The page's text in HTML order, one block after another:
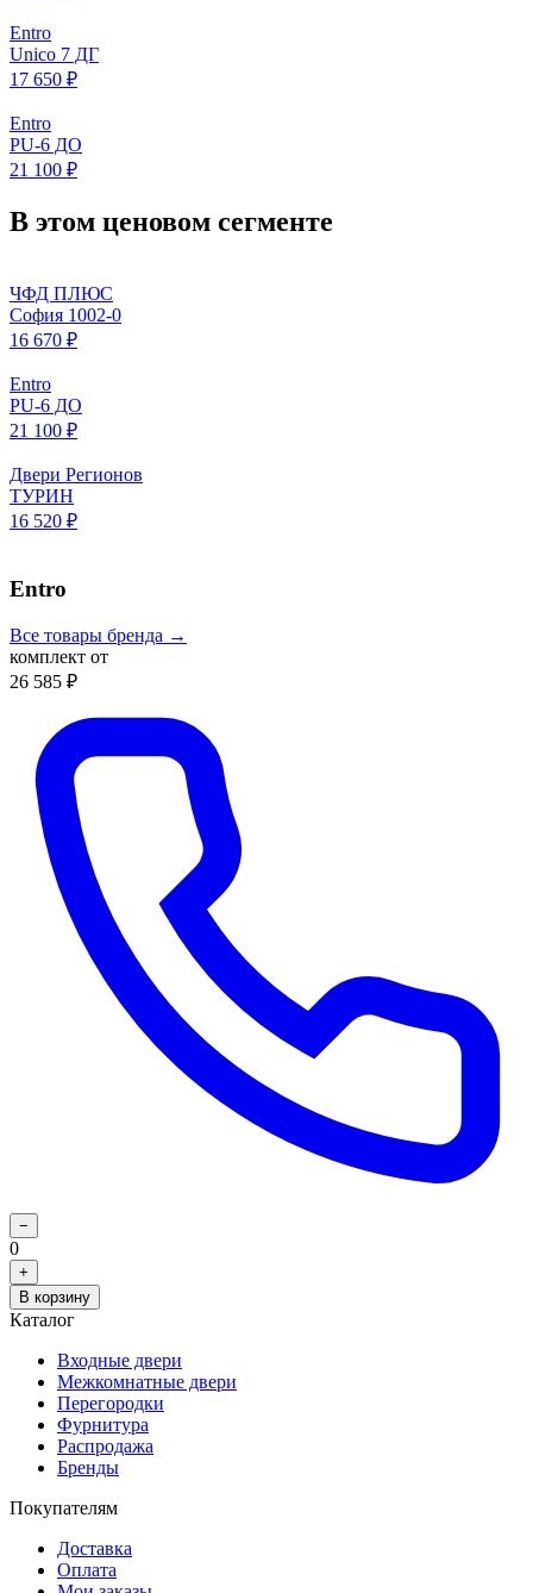
Entro
Unico 7 ДГ
17 650 ₽
Entro
PU-6 ДО
21 100 ₽
В этом ценовом сегменте
ЧФД ПЛЮС
София 1002-0
16 670 ₽
Entro
PU-6 ДО
21 100 ₽
Двери Регионов
ТУРИН
16 520 ₽
Entro
Все товары бренда →
комплект от
26 585 ₽
−
0
+
В корзину
Каталог
Входные двери
Межкомнатные двери
Перегородки
Фурнитура
Распродажа
Бренды
Покупателям
Доставка
Оплата